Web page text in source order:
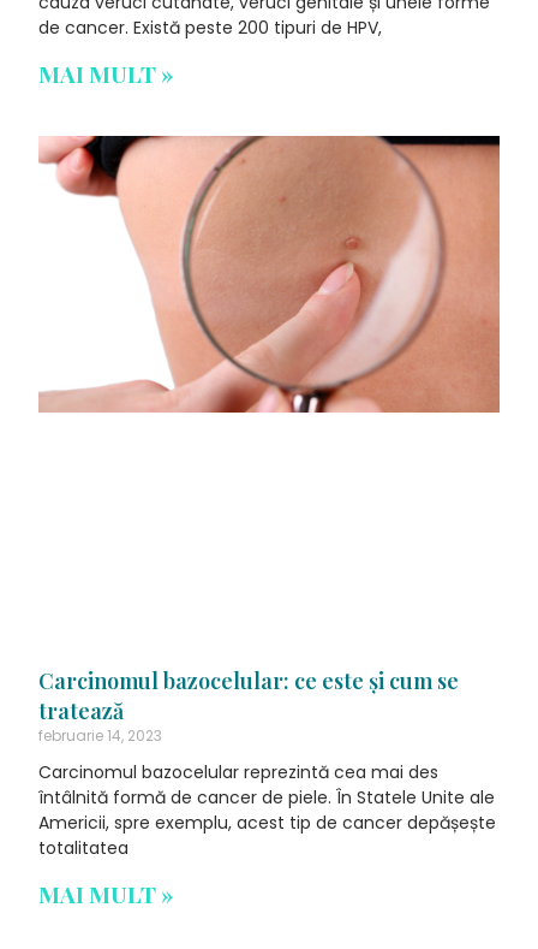
de cancer. Există peste 200 tipuri de HPV,
MAI MULT »
Carcinomul bazocelular: ce este și cum se
tratează
februarie 14, 2023
Carcinomul bazocelular reprezintă cea mai des
întâlnită formă de cancer de piele. În Statele Unite ale
Americii, spre exemplu, acest tip de cancer depășește
totalitatea
MAI MULT »